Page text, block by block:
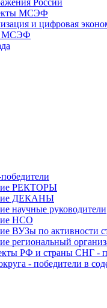
России
МСЭФ
и цифровая
МСЭФ
РЕКТОРЫ
ДЕКАНЫ
научные руководители
НСО
ВУЗы по активности
региональный
РФ и страны СНГ -
- победители в